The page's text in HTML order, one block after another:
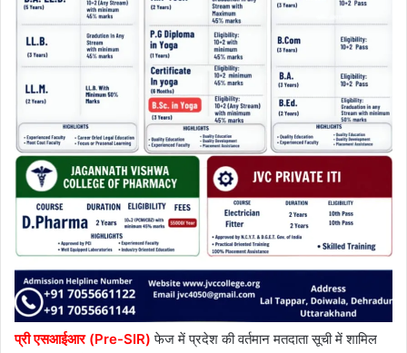
प्री एसआईआर (Pre-SIR) फेज में प्रदेश की वर्तमान मतदाता सूची में शामिल